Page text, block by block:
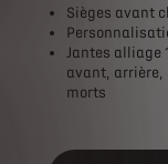
Sièges avant
Jantes alliage
avant, arrière,
morts